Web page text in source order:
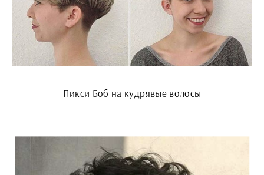
Пикси Боб на кудрявые волосы